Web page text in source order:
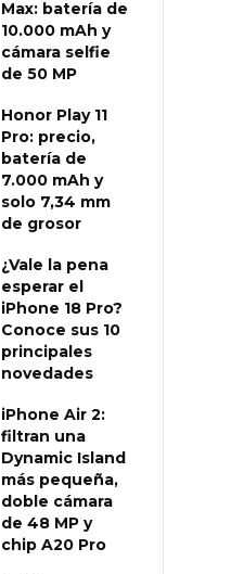
Max: batería de
10.000 mAh y
cámara selfie
de 50 MP
Honor Play 11
Pro: precio,
batería de
7.000 mAh y
solo 7,34 mm
de grosor
¿Vale la pena
esperar el
iPhone 18 Pro?
Conoce sus 10
principales
novedades
iPhone Air 2:
filtran una
Dynamic Island
más pequeña,
doble cámara
de 48 MP y
chip A20 Pro